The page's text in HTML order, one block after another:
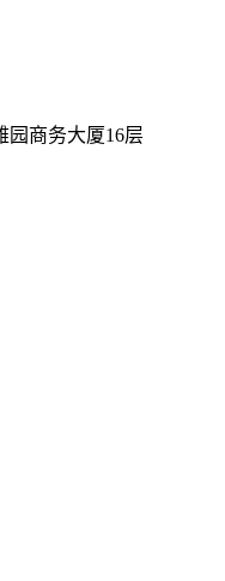
园商务大厦16层